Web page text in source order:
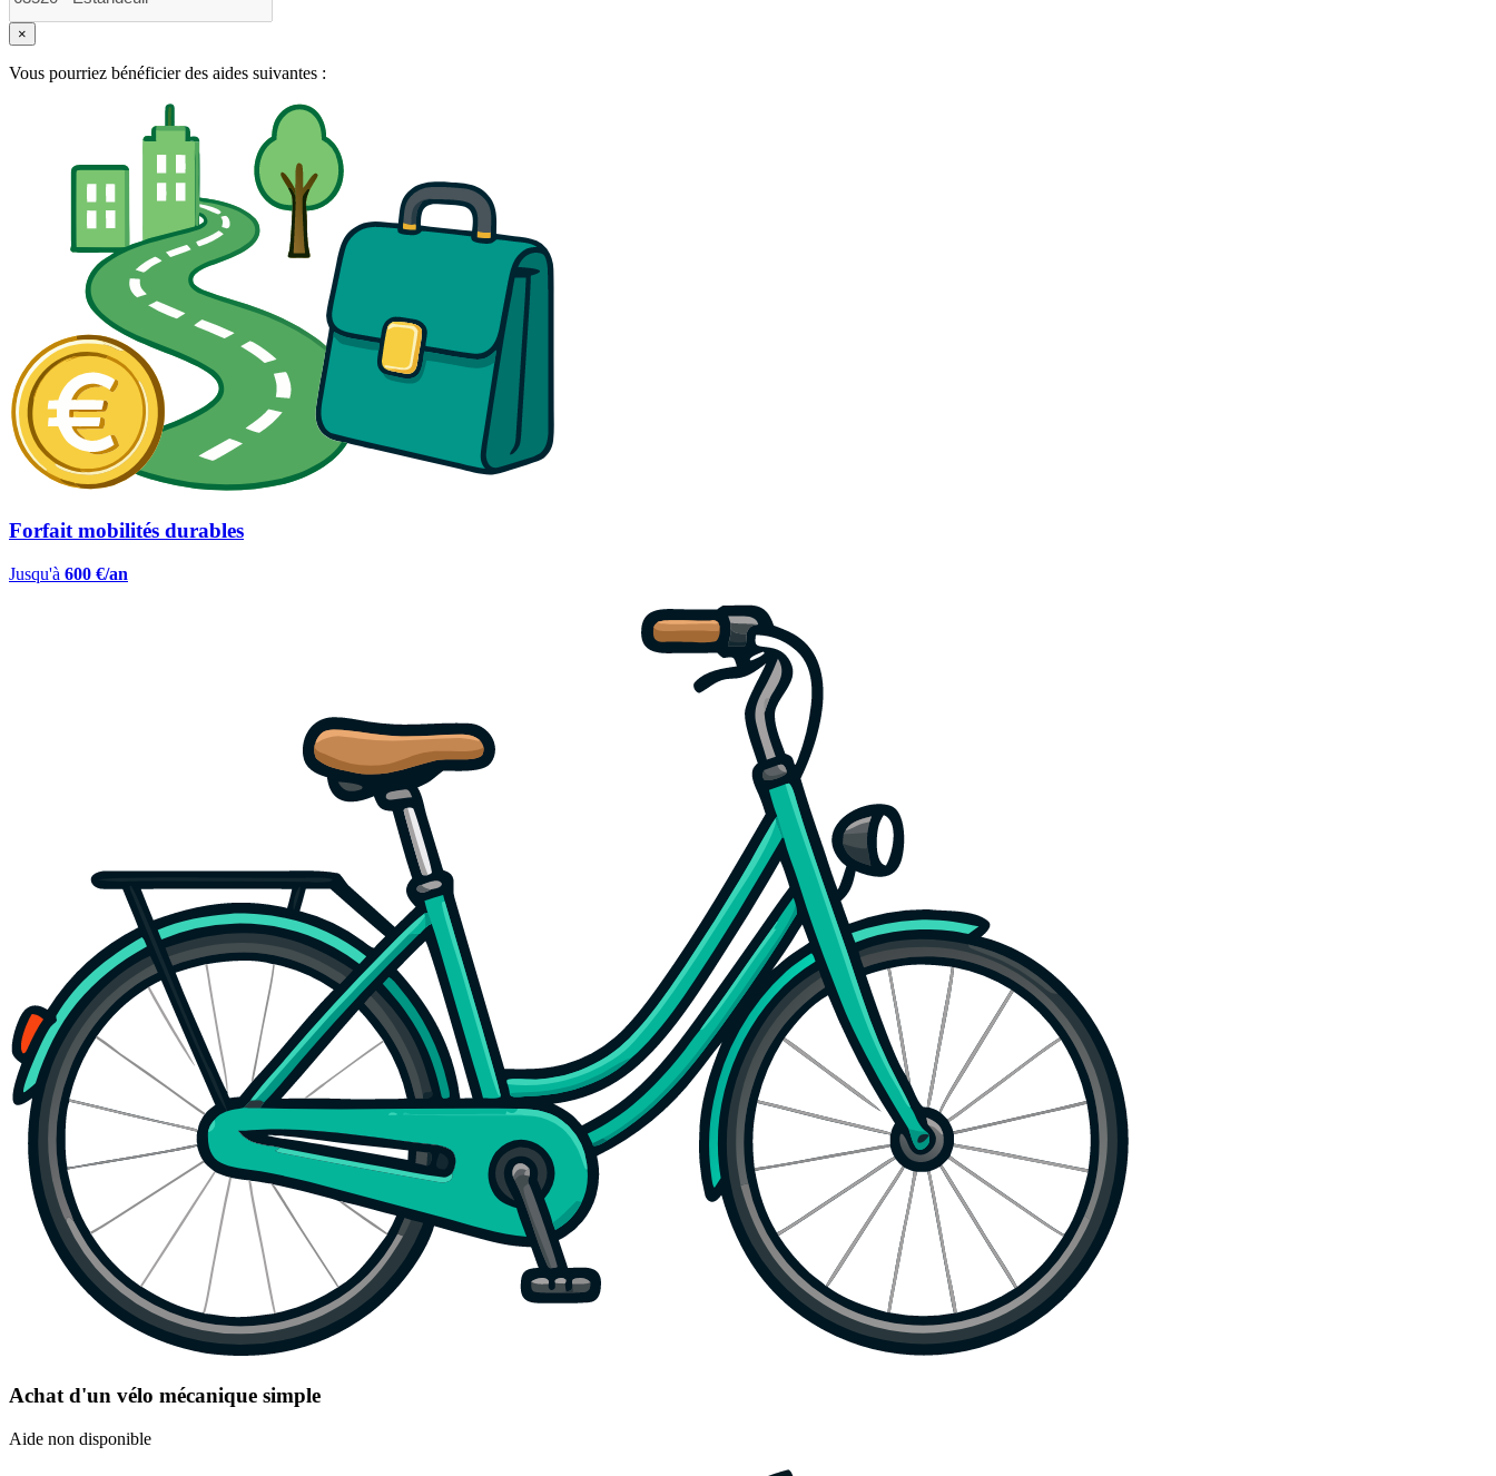
×
Vous pourriez bénéficier des aides suivantes :
Forfait mobilités durables
Jusqu'à 600 €/an
Achat d'un vélo mécanique simple
Aide non disponible